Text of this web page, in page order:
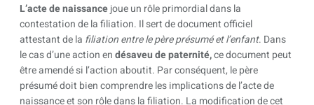
L’acte de naissancejoue un rôle primordial dans la
contestation de la filiation. Il sert de document officiel
attestant de la filiation entre le père présumé et l’enfant. Dans
le cas d’une action endésaveu de paternité,ce document peut
être amendé si l’action aboutit. Par conséquent, le père
présumé doit bien comprendre les implications de l’acte de
naissance et son rôle dans la filiation. La modification de cet